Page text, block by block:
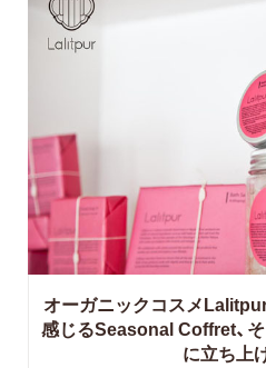
オーガニックコスメ
感じるSeasonal Coffret、
に立ち上